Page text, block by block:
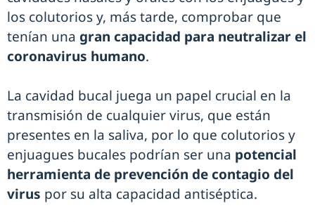
los colutorios y, más tarde, comprobar que
tenían una gran capacidad para neutralizar el
coronavirus humano.
La cavidad bucal juega un papel crucial en la
transmisión de cualquier virus, que están
presentes en la saliva, por lo que colutorios y
enjuagues bucales podrían ser una potencial
herramienta de prevención de contagio del
virus por su alta capacidad antiséptica.